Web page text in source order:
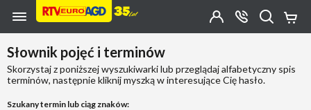
Przejdź do zawartości strony
Przejdź do wyszukiwarki
Przejdź do kategorii
Przejdź do stopki
OTWÓRZ
MENU
Moje
Konto
szukasz?
Słownik pojęć i terminów
Skorzystaj z poniższej wyszukiwarki lub przeglądaj alfabetyczny spis
terminów, następnie kliknij myszką w interesujące Cię hasło.
Szukany termin lub ciąg znaków: